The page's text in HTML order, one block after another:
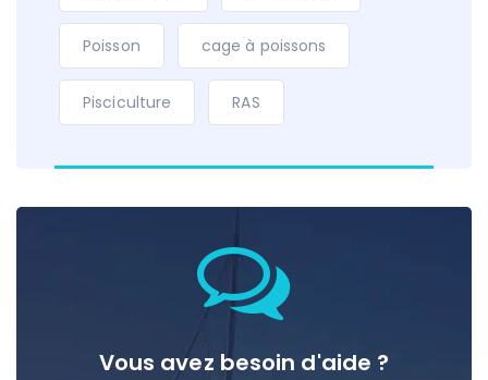
Poisson cage à poissons
Pisciculture RAS
Vous avez besoin d'aide ?